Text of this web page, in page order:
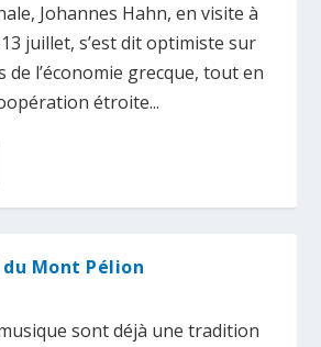
Johannes Hahn, en visite à
juillet, s’est dit optimiste sur
de l’économie grecque, tout en
étroite...
du Mont Pélion
sont déjà une tradition